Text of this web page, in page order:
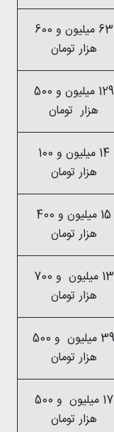
63 میلیون و 600
هزار تومان
129 میلیون و 500
هزار تومان
14 میلیون و 100
هزار تومان
15 میلیون و 400
هزار تومان
13 میلیون و 700
هزار تومان
39 میلیون و 500
هزار تومان
17 میلیون و 500
هزار تومان